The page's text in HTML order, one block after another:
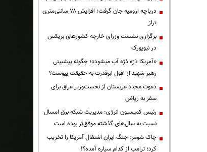
دریاچه ارومیه جان گرفت؛ افزایش ۷۸ سانتی‌متری
تراز
برگزاری نشست وزرای خارجه کشورهای بریکس
در نیویورک
«آمریکا ذرّه ذرّه آب میشود»؛ چگونه پیشبینی
رهبر شهید از افول ابرقدرت به حقیقت پیوست؟
دعوت مجدد عربستان از نخست‌وزیر عراق برای
سفر به ریاض
رئیس کمیسیون انرژی: مدیریت شبکه برق امسال
نسبت به سال‌های گذشته موفق‌تر بوده است
چاک شومر: جنگ ایران اشتغال آمریکا را تخریب
کرد؛ ترامپ از کدام سیاره آمده؟!